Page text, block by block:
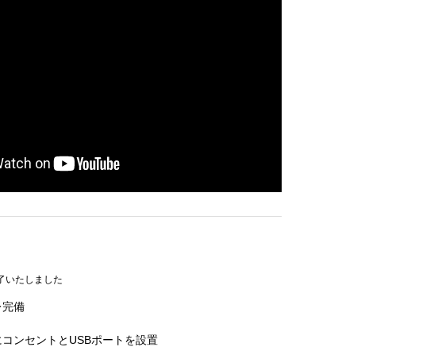
いたしました
完備
ンセントとUSBポートを設置